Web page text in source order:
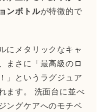
ンボトルが特徴的で
にメタリックなキャ
まさに「最高級のロ
」というラグジュア
ます。 洗面台に並べ
ングケアへのモチベ